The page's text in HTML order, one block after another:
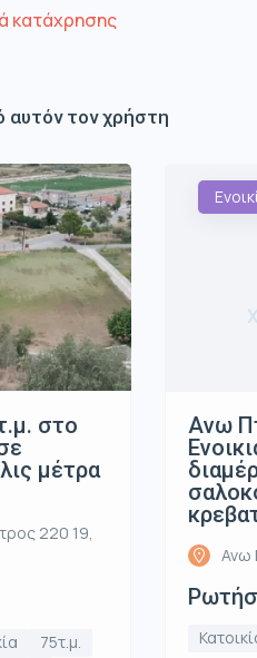
κατάχρησης
αυτόν τον χρήστη
στο
μέτρα
220 19,
75τ.μ.
Ανω
Ανω